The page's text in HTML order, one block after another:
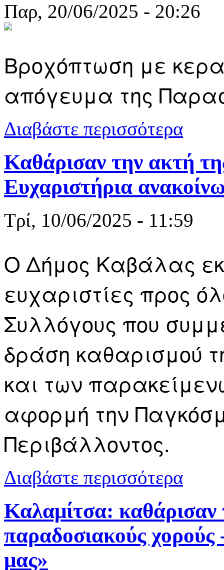
Παρ, 20/06/2025 - 20:26
Βροχόπτωση με
απόγευμα της
Διαβάστε περισσότερα
Καθάρισαν την ακτή
Ευχαριστήρια
Τρί, 10/06/2025 - 11:59
Ο Δήμος Καβάλας
ευχαριστίες προς
Συλλόγους που
δράση καθαρισμού
και των
αφορμή την
Περιβάλλοντος.
Διαβάστε περισσότερα
Καλαμίτσα: καθάρισαν
παραδοσιακούς
μας»